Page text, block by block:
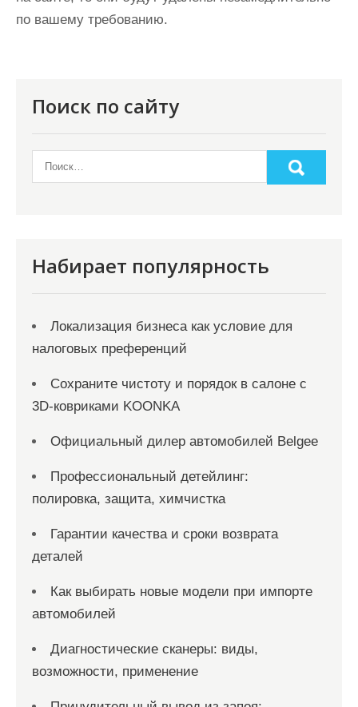
по вашему требованию.
Поиск по сайту
Набирает популярность
Локализация бизнеса как условие для
налоговых преференций
Сохраните чистоту и порядок в салоне с
3D-ковриками KOONKA
Официальный дилер автомобилей Belgee
Профессиональный детейлинг:
полировка, защита, химчистка
Гарантии качества и сроки возврата
деталей
Как выбирать новые модели при импорте
автомобилей
Диагностические сканеры: виды,
возможности, применение